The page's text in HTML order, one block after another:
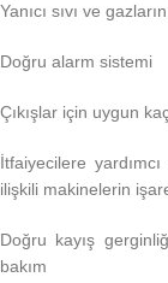
Yanıcı sıvı ve
Doğru alarm sistemi
Çıkışlar için uygun
İtfaiyecilere
ilişkili makinelerin
Doğru kayış
bakım